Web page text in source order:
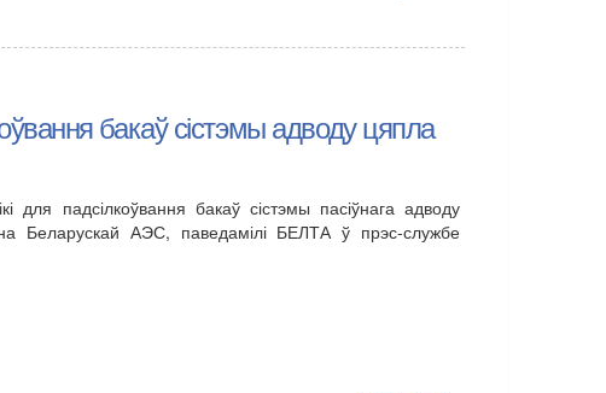
бакаў сістэмы адводу цяпла
для падсілкоўвання бакаў сістэмы пасіўнага адводу
Беларускай АЭС, паведамілі БЕЛТА ў прэс-службе